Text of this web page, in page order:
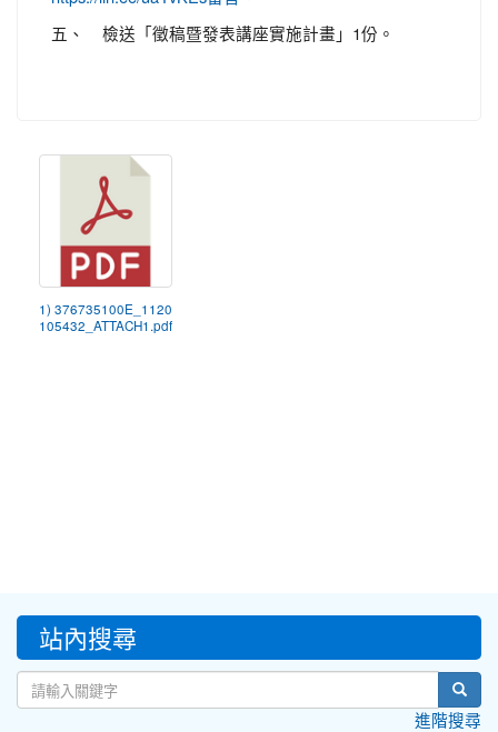
五、 檢送「徵稿暨發表講座實施計畫」1份。
1) 376735100E_1120
105432_ATTACH1.pdf
::: 站內搜尋
進階搜尋